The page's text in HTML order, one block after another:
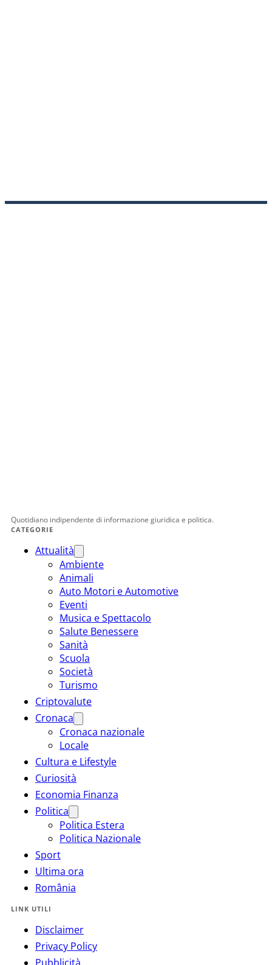
Quotidiano indipendente di informazione giuridica e politica.
CATEGORIE
Attualità
Ambiente
Animali
Auto Motori e Automotive
Eventi
Musica e Spettacolo
Salute Benessere
Sanità
Scuola
Società
Turismo
Criptovalute
Cronaca
Cronaca nazionale
Locale
Cultura e Lifestyle
Curiosità
Economia Finanza
Politica
Politica Estera
Politica Nazionale
Sport
Ultima ora
România
LINK UTILI
Disclaimer
Privacy Policy
Pubblicità